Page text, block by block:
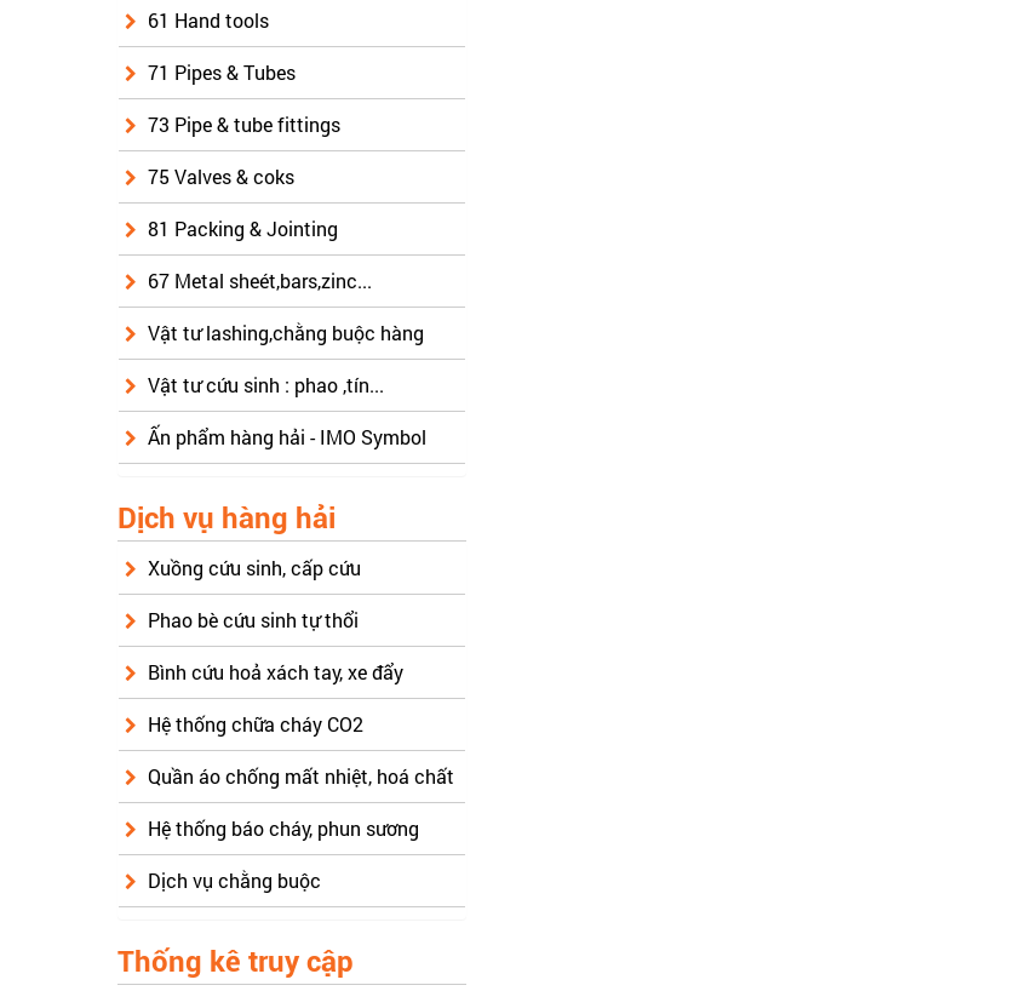
61 Hand tools
71 Pipes & Tubes
73 Pipe & tube fittings
75 Valves & coks
81 Packing & Jointing
67 Metal sheét,bars,zinc...
Vật tư lashing,chằng buộc hàng
Vật tư cứu sinh : phao ,tín...
Ấn phẩm hàng hải - IMO Symbol
Dịch vụ hàng hải
Xuồng cứu sinh, cấp cứu
Phao bè cứu sinh tự thổi
Bình cứu hoả xách tay, xe đẩy
Hệ thống chữa cháy CO2
Quần áo chống mất nhiệt, hoá chất
Hệ thống báo cháy, phun sương
Dịch vụ chằng buộc
Thống kê truy cập